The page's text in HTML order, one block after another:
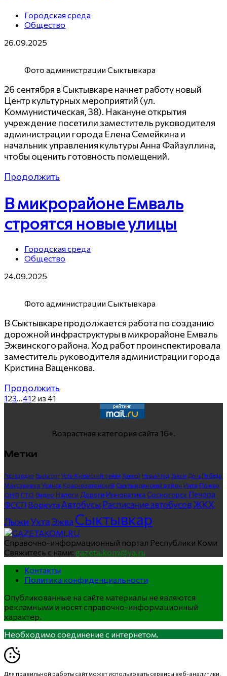
Городская среда
Общество
26.09.2025
Фото администрации Сыктывкара
26 сентября в Сыктывкаре начнет работу новый
Центр культурных мероприятий (ул.
Коммунистическая, 38). Накануне открытия
учреждение посетили заместитель руководителя
администрации города Елена Семейкина и
начальник управления культуры Анна Файзуллина,
чтобы оценить готовность помещений.
Продолжить
В микрорайоне Емваль
строятся новые улицы
Городская среда
Общество
24.09.2025
Фото администрации Сыктывкара
В Сыктывкаре продолжается работа по созданию
дорожной инфраструктуры в микрорайоне Емваль
Эжвинского района. Ход работ проинспектировала
заместитель руководителя администрации города
Кристина Ващенкова.
Продолжить
123...412 из 41
Возрастная категория сайта 16+.
Метки
Росгвардия Выльгорт Усть-Куломский район Хоккей Новый год Закон День Победы
Максаковка Усинск Краснозатонский Сыктывдинский район Инта Пожар
ОНФ ГТО Видео Налоги Дороги Инноватика Сосногорск Печора
ФССП Воркута Автобусы Расписание автобусов ЖКХ
ЛыжиУхта Эжва Сыктывкар
Справочно-информационный портал Республики Коми
Свяжитесь с нами: gazeta.komi@ya.ru
Контакты
Политика конфиденциальности
Опубликованные на сайте материалы не являются
рекламными и носят справочно-информационный
характер.
Необходимо соединение с интернетом.
Для правильной работы сайт может использовать сервисы веб-аналитики,